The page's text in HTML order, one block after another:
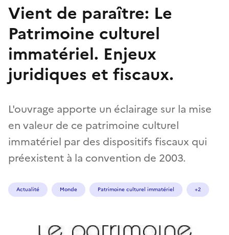
Vient de paraître: Le
Patrimoine culturel
immatériel. Enjeux
juridiques et fiscaux.
L'ouvrage apporte un éclairage sur la mise
en valeur de ce patrimoine culturel
immatériel par des dispositifs fiscaux qui
préexistent à la convention de 2003.
Actualité Monde Patrimoine culturel immatériel +2